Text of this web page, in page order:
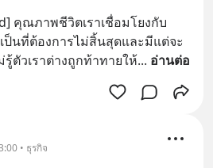
คุณภาพชีวิตเราเชื่อมโยงกับ
นที่ต้องการไม่สิ้นสุดและมีแต่จะ
ตัวเราต่างถูกท้าทายให้... อ่านต่อ
• ธุรกิจ